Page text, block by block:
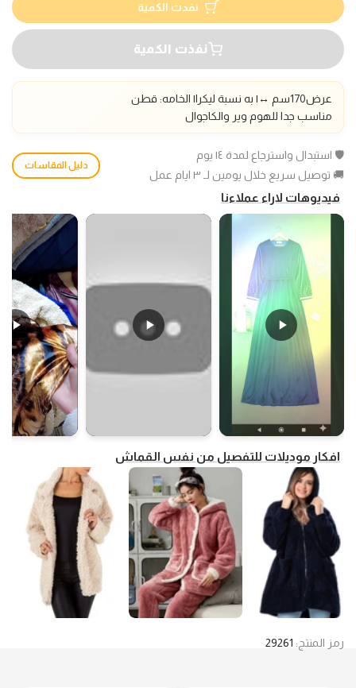
نفدت الكمية
نفذت الكمية
عرض170سم ↔️| به نسبة ليكرا| الخامه: قطن
مناسب جدا للهوم وير والكاجوال
🛡️ استبدال واسترجاع لمدة ١٤ يوم
🚚 توصيل سريع خلال يومين لـ ٣ ايام عمل
دليل المقاسات
فيديوهات لاراء عملاءنا
افكار موديلات للتفصيل من نفس القماش
رمز المنتج: 29261